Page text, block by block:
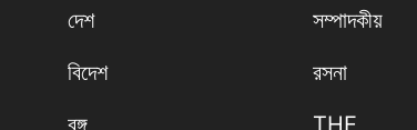
দেশ
বিদেশ
বঙ্গ
সম্পাদকীয়
রসনা
THE